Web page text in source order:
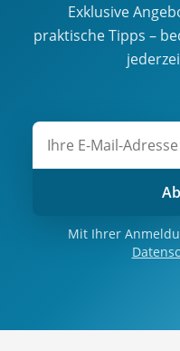
Exklusive
praktische Tipps –
Mit Ihrer